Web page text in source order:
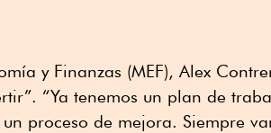
y Finanzas (MEF), Alex
“Ya tenemos un plan de
proceso de mejora. Siempre